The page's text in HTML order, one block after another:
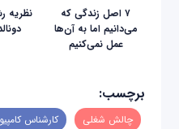
۷ اصل زندگی که
می‌دانیم اما به آن‌ها
عمل نمی‌کنیم
نظریه
برچسب:
چالش شغلی کارشناس